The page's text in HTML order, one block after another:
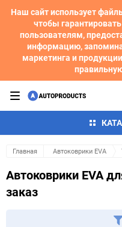
Наш сайт использует
чтобы
пользователям,
информацию,
маркетинга и
Главная Автоковрики EVA
Автоковрики EVA
заказ